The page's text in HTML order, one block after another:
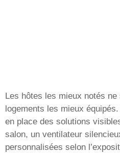
Les hôtes les mieux notés
logements les mieux
en place des solutions
salon, un ventilateur
personnalisées selon